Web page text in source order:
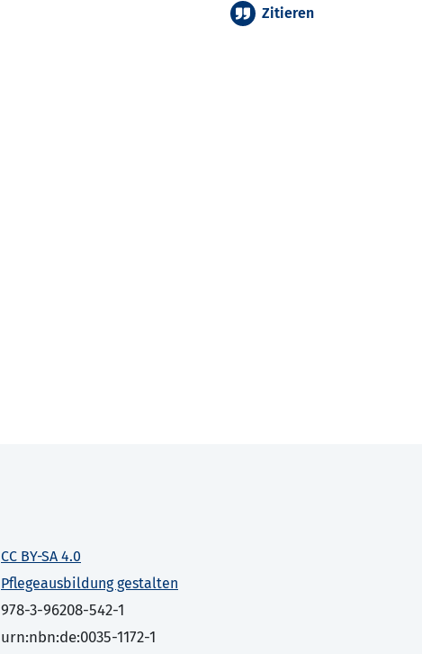
Zitieren
CC BY-SA 4.0
Pflegeausbildung gestalten
978-3-96208-542-1
urn:nbn:de:0035-1172-1